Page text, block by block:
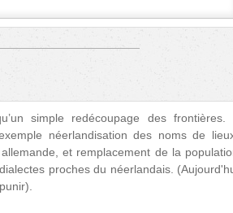
simple redécoupage des frontières.
néerlandisation des noms de
et remplacement de la
proches du néerlandais.